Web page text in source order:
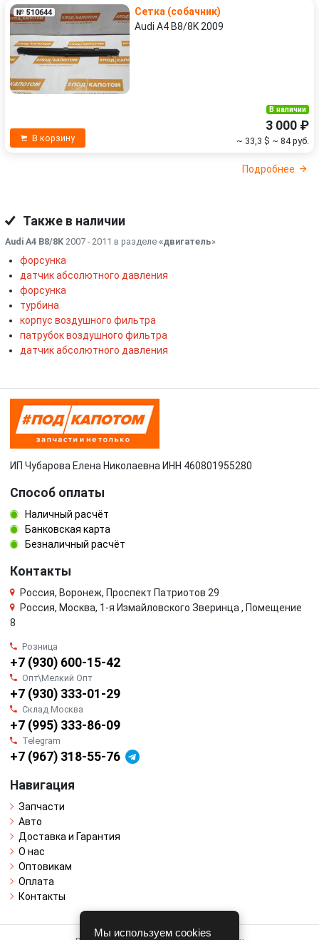
№ 510644
Сетка (собачник)
Audi A4 B8/8K 2009
В корзину
В наличии
3 000 ₽
~ 33,3 $ ~ 84 руб.
Подробнее
Также в наличии
Audi A4 B8/8K 2007 - 2011 в разделе «двигатель»
форсунка
датчик абсолютного давления
форсунка
турбина
корпус воздушного фильтра
патрубок воздушного фильтра
датчик абсолютного давления
ИП Чубарова Елена Николаевна ИНН 460801955280
Способ оплаты
Наличный расчёт
Банковская карта
Безналичный расчёт
Контакты
Россия, Воронеж, Проспект Патриотов 29
Россия, Москва, 1-я Измайловского Зверинца , Помещение
8
Розница
+7 (930) 600-15-42
Опт\Мелкий Опт
+7 (930) 333-01-29
Склад Москва
+7 (995) 333-86-09
Telegram
+7 (967) 318-55-76
Навигация
Запчасти
Авто
Доставка и Гарантия
О нас
Оптовикам
Оплата
Контакты
Мы используем cookies